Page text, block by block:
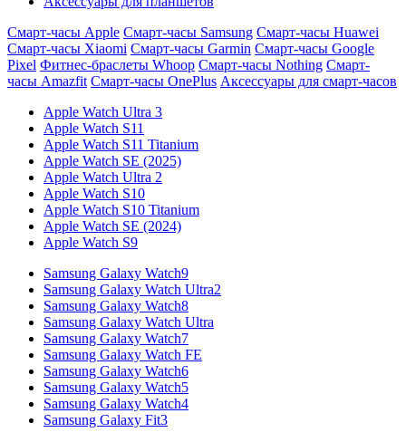
Смарт-часы Apple Смарт-часы Samsung Смарт-часы Huawei
Смарт-часы Xiaomi Смарт-часы Garmin Смарт-часы Google
Pixel Фитнес-браслеты Whoop Смарт-часы Nothing Смарт-
часы Amazfit Смарт-часы OnePlus Аксессуары для смарт-часов
Apple Watch Ultra 3
Apple Watch S11
Apple Watch S11 Titanium
Apple Watch SE (2025)
Apple Watch Ultra 2
Apple Watch S10
Apple Watch S10 Titanium
Apple Watch SE (2024)
Apple Watch S9
Samsung Galaxy Watch9
Samsung Galaxy Watch Ultra2
Samsung Galaxy Watch8
Samsung Galaxy Watch Ultra
Samsung Galaxy Watch7
Samsung Galaxy Watch FE
Samsung Galaxy Watch6
Samsung Galaxy Watch5
Samsung Galaxy Watch4
Samsung Galaxy Fit3